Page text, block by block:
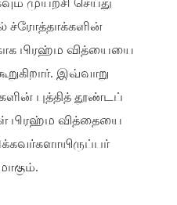
முயற்சி செய்து
ச்ரோத்தாக்களின்
பிரஹ்ம வித்யையை
இவ்வாறு
புத்தித் தூண்டப்
பிரஹ்ம வித்தையை